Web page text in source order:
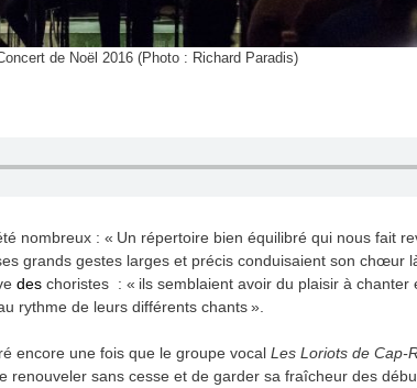
de Noël 2016 (Photo : Richard Paradis)
nombreux : « Un répertoire bien équilibré qui nous fait
grands gestes larges et précis conduisaient son chœur
des choristes : « ils semblaient avoir du plaisir à chanter
rythme de leurs différents chants ».
encore une fois que le groupe vocal Les Loriots de Cap-
renouveler sans cesse et de garder sa fraîcheur des